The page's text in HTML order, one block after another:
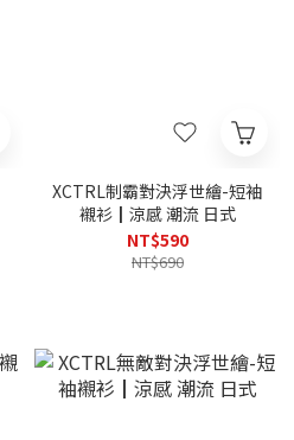
XCTRL制霸對決浮世繪-短袖
襯衫┃涼感 潮流 日式
NT$590
NT$690